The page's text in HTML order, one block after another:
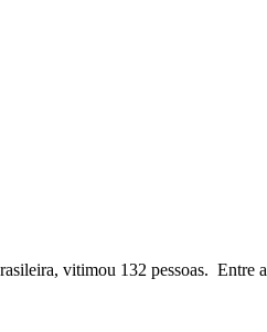
vitimou 132 pessoas. Entre